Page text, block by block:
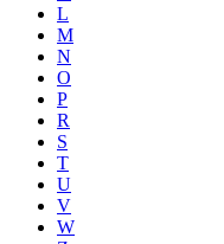
L
M
N
O
P
R
S
T
U
V
W